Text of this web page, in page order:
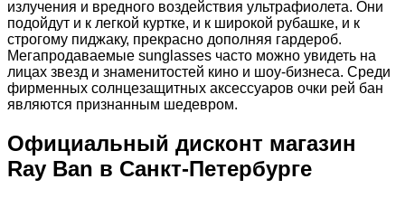
излучения и вредного воздействия ультрафиолета. Они
подойдут и к легкой куртке, и к широкой рубашке, и к
строгому пиджаку, прекрасно дополняя гардероб.
Мегапродаваемые sunglasses часто можно увидеть на
лицах звезд и знаменитостей кино и шоу-бизнеса. Среди
фирменных солнцезащитных аксессуаров очки рей бан
являются признанным шедевром.
Официальный дисконт магазин
Ray Ban в Санкт-Петербурге